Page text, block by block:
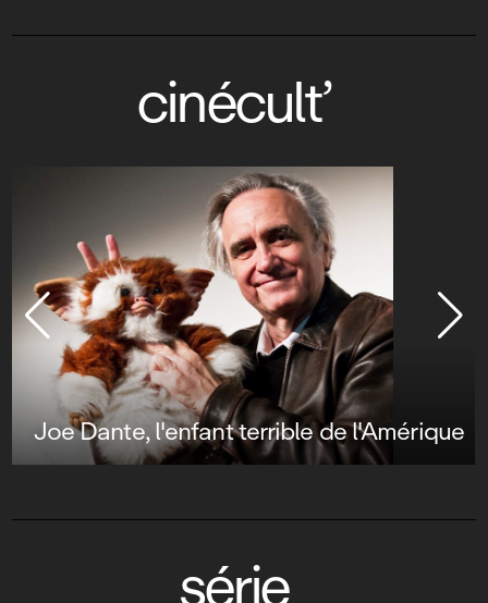
cinécult’
Joe Dante, l'enfant terrible de l'Amérique